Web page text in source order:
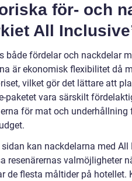
för- och
All
både fördelar och nackdelar
är ekonomisk flexibilitet då
vilket gör det lättare att
paketet vara särskilt
för mat och
kan nackdelarna med
resenärernas valmöjligheter
de flesta måltider på hotellet.